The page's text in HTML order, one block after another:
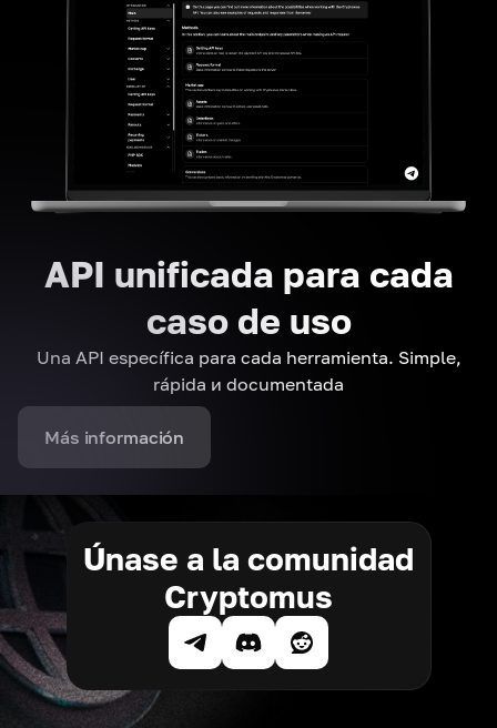
API unificada para cada
caso de uso
Una API específica para cada herramienta. Simple,
rápida и documentada
Más información
Únase a la comunidad
Cryptomus